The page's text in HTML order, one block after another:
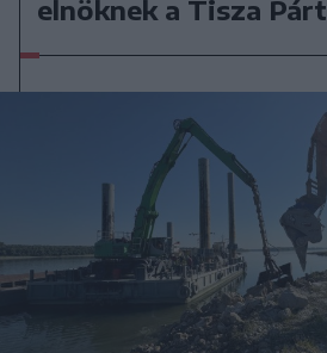
elnöknek a Tisza Párt